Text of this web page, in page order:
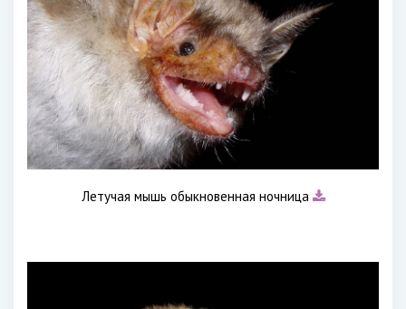
Летучая мышь обыкновенная ночница